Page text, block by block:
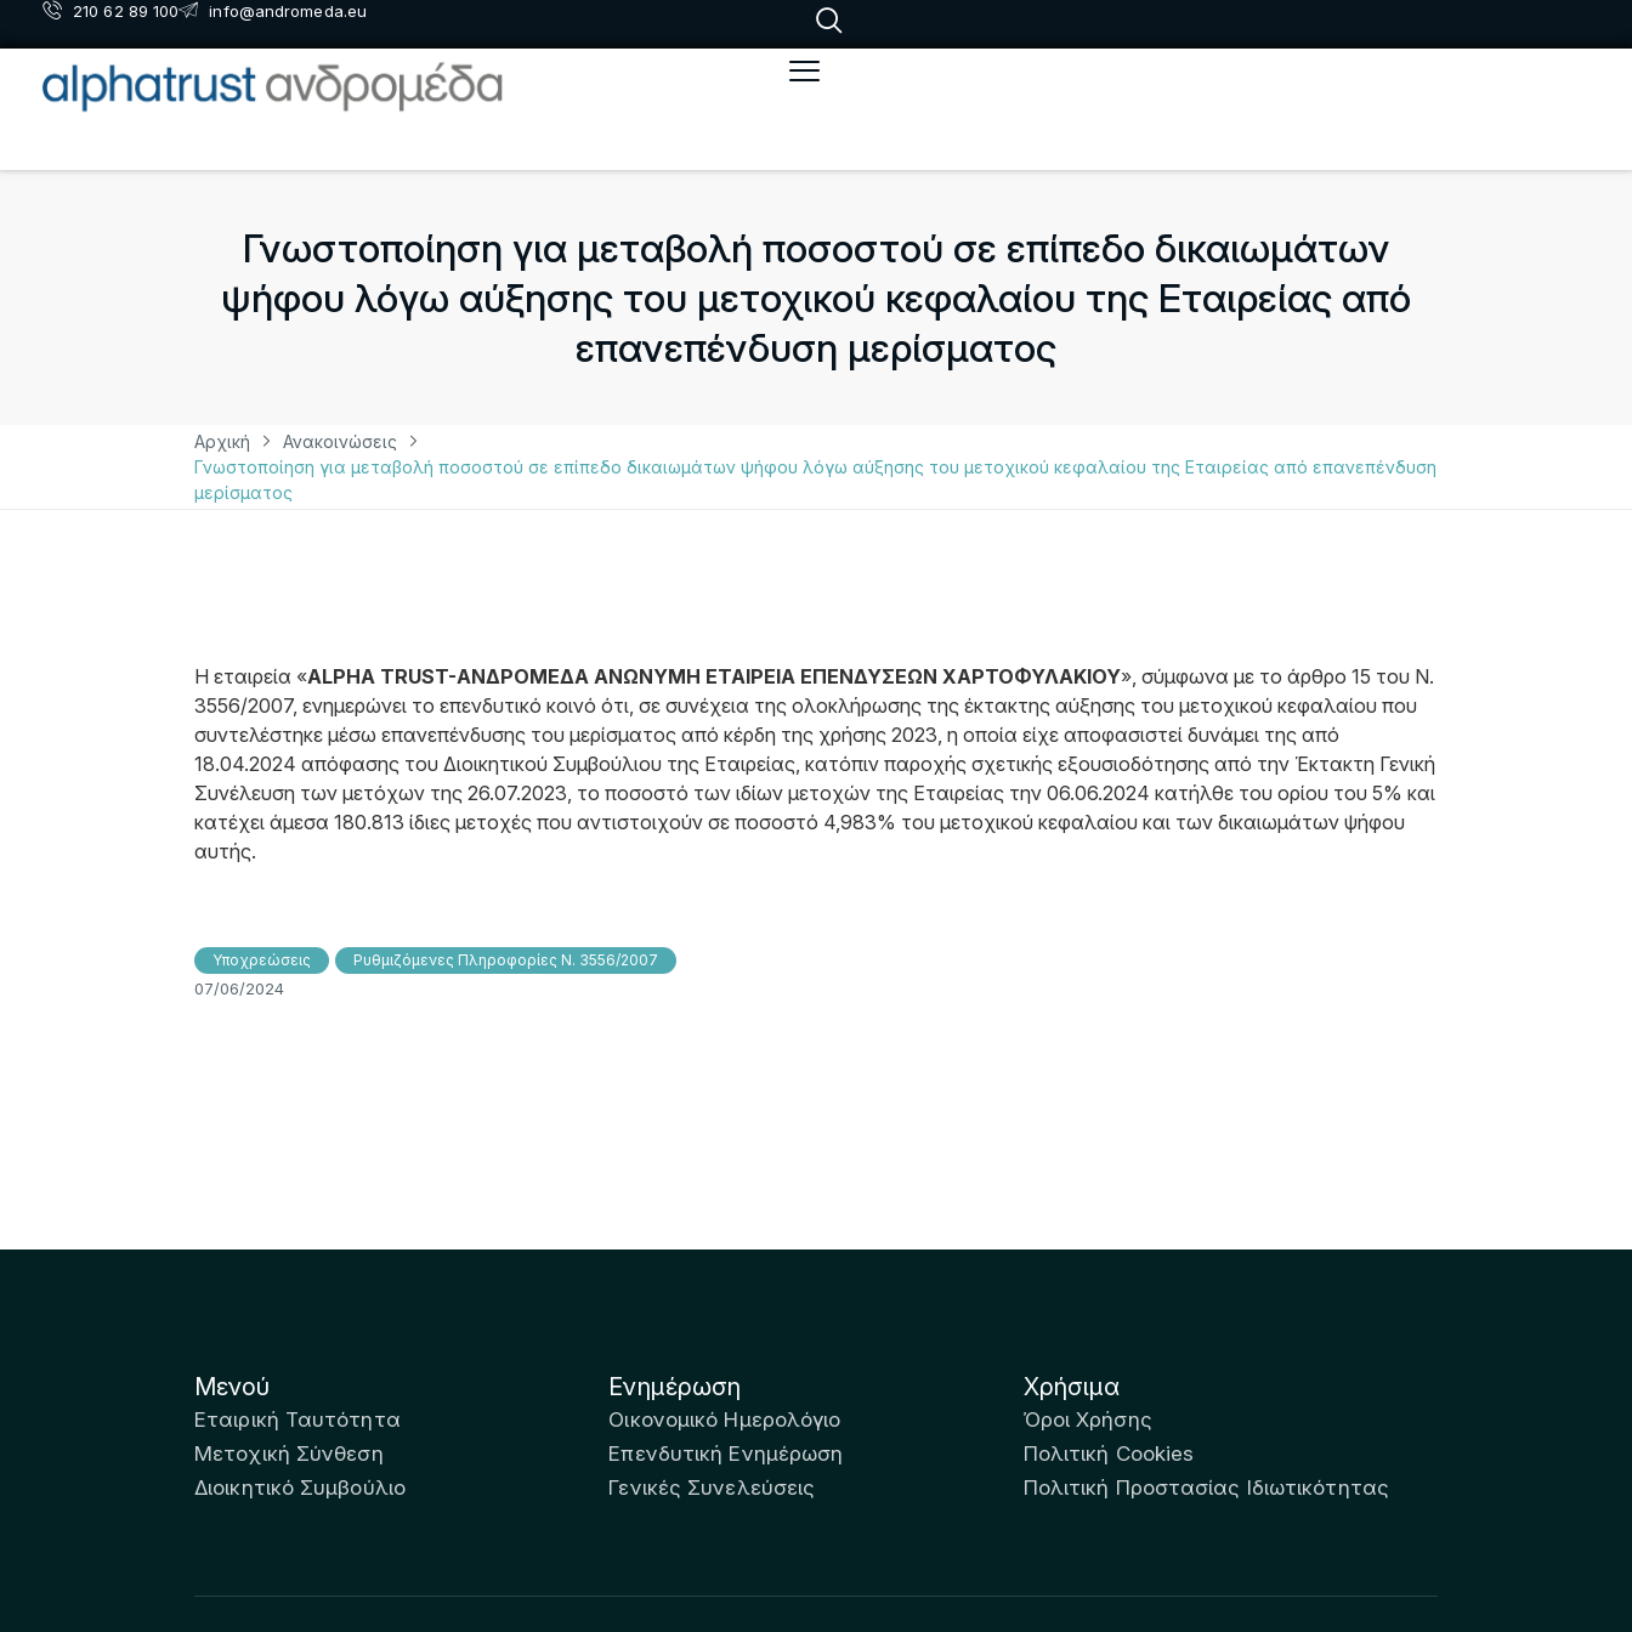
210 62 89 100 info@andromeda.eu
Γνωστοποίηση για μεταβολή ποσοστού σε επίπεδο δικαιωμάτων
ψήφου λόγω αύξησης του μετοχικού κεφαλαίου της Εταιρείας από
επανεπένδυση μερίσματος
Αρχική
Ανακοινώσεις
Γνωστοποίηση για μεταβολή ποσοστού σε επίπεδο δικαιωμάτων ψήφου λόγω αύξησης του μετοχικού κεφαλαίου της Εταιρείας από επανεπένδυση
μερίσματος
Η εταιρεία «ALPHA TRUST-ΑΝΔΡΟΜΕΔΑ ΑΝΩΝΥΜΗ ΕΤΑΙΡΕΙΑ ΕΠΕΝΔΥΣΕΩΝ ΧΑΡΤΟΦΥΛΑΚΙΟΥ», σύμφωνα με το άρθρο 15 του Ν.
3556/2007, ενημερώνει το επενδυτικό κοινό ότι, σε συνέχεια της ολοκλήρωσης της έκτακτης αύξησης του μετοχικού κεφαλαίου που
συντελέστηκε μέσω επανεπένδυσης του μερίσματος από κέρδη της χρήσης 2023, η οποία είχε αποφασιστεί δυνάμει της από
18.04.2024 απόφασης του Διοικητικού Συμβούλιου της Εταιρείας, κατόπιν παροχής σχετικής εξουσιοδότησης από την Έκτακτη Γενική
Συνέλευση των μετόχων της 26.07.2023, το ποσοστό των ιδίων μετοχών της Εταιρείας την 06.06.2024 κατήλθε του ορίου του 5% και
κατέχει άμεσα 180.813 ίδιες μετοχές που αντιστοιχούν σε ποσοστό 4,983% του μετοχικού κεφαλαίου και των δικαιωμάτων ψήφου
αυτής.
Υποχρεώσεις Ρυθμιζόμενες Πληροφορίες Ν. 3556/2007
07/06/2024
Μενού
Εταιρική Ταυτότητα
Μετοχική Σύνθεση
Διοικητικό Συμβούλιο
Ενημέρωση
Οικονομικό Ημερολόγιο
Επενδυτική Ενημέρωση
Γενικές Συνελεύσεις
Χρήσιμα
Όροι Χρήσης
Πολιτική Cookies
Πολιτική Προστασίας Ιδιωτικότητας